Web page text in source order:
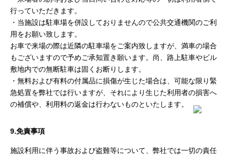
行っていただきます。
・当施設は駐車場を併設しておりませんので公共交通機関のご利
用をお願い致します。
お車で来場の際は近隣の駐車場をご案内致しますが、満車の場合
もございますので予めご承知置き願います。尚、路上駐車やビル
敷地内での無断駐車は固くお断りします。
・無料および有料の付属品に損傷が生じた場合は、可能な限り緊
急処置を弊社では行いますが、それにより生じた利用者の損害へ
の補償や、利用料の返金は行わないものといたします。
9.免責事項
施設利用に伴う事故および盗難等について、弊社では一切の責任